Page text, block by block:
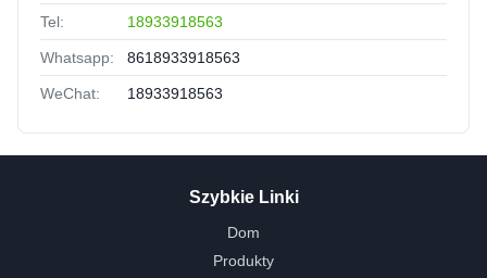
Tel: 18933918563
Whatsapp: 8618933918563
WeChat: 18933918563
Szybkie Linki
Dom
Produkty